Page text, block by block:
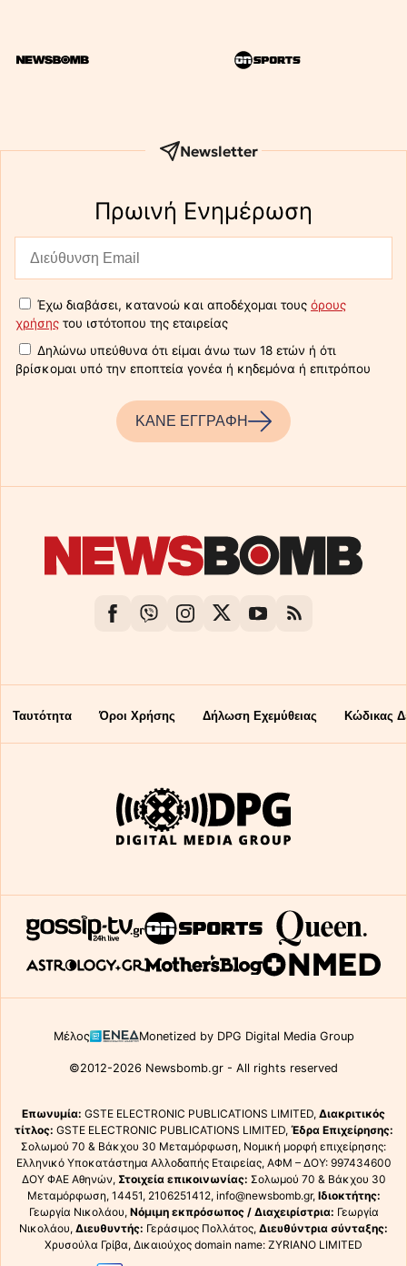
Newsletter
Πρωινή Eνημέρωση
Έχω διαβάσει, κατανοώ και αποδέχομαι τους όρους
χρήσης του ιστότοπου της εταιρείας
Δηλώνω υπεύθυνα ότι είμαι άνω των 18 ετών ή ότι
βρίσκομαι υπό την εποπτεία γονέα ή κηδεμόνα ή επιτρόπου
ΚΑΝΕ ΕΓΓΡΑΦΗ
Ταυτότητα Όροι Χρήσης Δήλωση Εχεμύθειας Κώδικας
Μέλος Monetized by DPG Digital Media Group
©2012-2026 Newsbomb.gr - All rights reserved
Επωνυμία: GSTE ELECTRONIC PUBLICATIONS LIMITED, Διακριτικός
τίτλος: GSTE ELECTRONIC PUBLICATIONS LIMITED, Έδρα Επιχείρησης:
Σολωμού 70 & Βάκχου 30 Μεταμόρφωση, Νομική μορφή επιχείρησης:
Ελληνικό Υποκατάστημα Αλλοδαπής Εταιρείας, ΑΦΜ – ΔΟΥ: 997434600
ΔΟΥ ΦΑΕ Αθηνών, Στοιχεία επικοινωνίας: Σολωμού 70 & Βάκχου 30
Μεταμόρφωση, 14451, 2106251412, info@newsbomb.gr, Ιδιοκτήτης:
Γεωργία Νικολάου, Νόμιμη εκπρόσωπος / Διαχειρίστρια: Γεωργία
Νικολάου, Διευθυντής: Γεράσιμος Πολλάτος, Διευθύντρια σύνταξης:
Χρυσούλα Γρίβα, Δικαιούχος domain name: ZYRIANO LIMITED